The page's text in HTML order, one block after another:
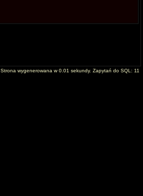
Strona wygenerowana w 0.01 sekundy. Zapytań do SQL: 11